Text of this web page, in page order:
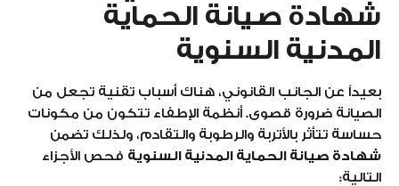
شهادة صيانة الحماية
المدنية السنوية
بعيداً عن الجانب القانوني، هناك أسباب تقنية تجعل من
الصيانة ضرورة قصوى. أنظمة الإطفاء تتكون من مكونات
حساسة تتأثر بالأتربة والرطوبة والتقادم، ولذلك تضمن
شهادة صيانة الحماية المدنية السنوية فحص الأجزاء
التالية: